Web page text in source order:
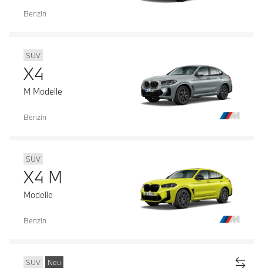
Benzin
SUV
X4
M Modelle
Benzin
SUV
X4 M
Modelle
Benzin
SUV Neu